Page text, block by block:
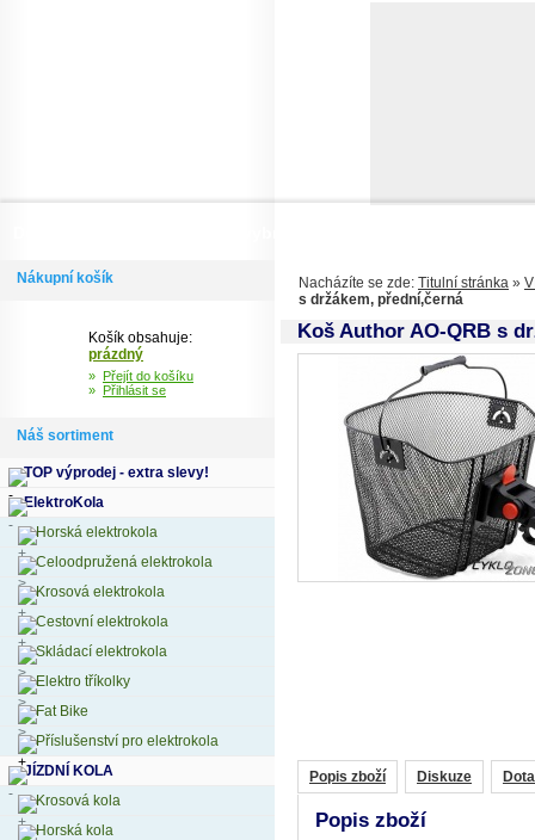
Nacházíte se zde: Titulní stránka »
s držákem, přední,černá
Koš Author AO-QRB s
Popis zboží Diskuze
Popis zboží
Nákupní košík
Košík obsahuje:
prázdný
» Přejít do košíku
» Přihlásit se
Náš sortiment
TOP výprodej - extra slevy!
ElektroKola
Horská elektrokola
Celoodpružená elektrokola
Krosová elektrokola
Cestovní elektrokola
Skládací elektrokola
Elektro tříkolky
Fat Bike
Příslušenství pro elektrokola
JÍZDNÍ KOLA
Krosová kola
Horská kola